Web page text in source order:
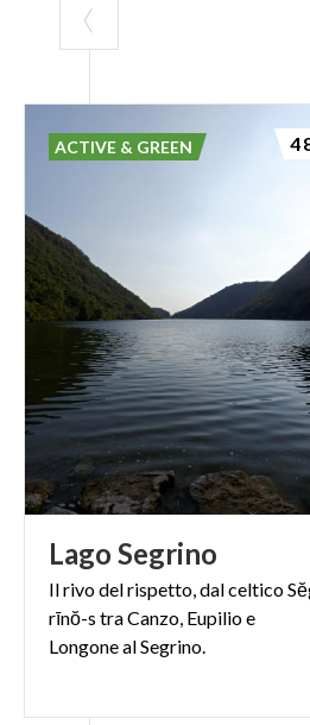
Lago Segrino
Il rivo del rispetto, dal celtico
rīnŏ-s tra Canzo, Eupilio e
Longone al Segrino.
ACTIVE & GREEN